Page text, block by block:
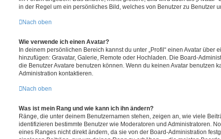
in der Regel um ein persönliches Bild, welches von Benutzer zu Benutzer
Nach oben
Wie verwende ich einen Avatar?
In deinem persönlichen Bereich kannst du unter „Profil“ einen Avatar über
hinzufügen: Gravatar, Galerie, Remote oder Hochladen. Die Board-
die Benutzer Avatare benutzen können. Wenn du keinen Avatar benutzen
Administration kontaktieren.
Nach oben
Was ist mein Rang und wie kann ich ihn ändern?
Ränge, die unter deinem Benutzernamen stehen, zeigen an, wie viele
identifizieren bestimmte Benutzer wie Moderatoren und Administratoren.
eines Ranges nicht direkt ändern, da sie von der Board-Administration